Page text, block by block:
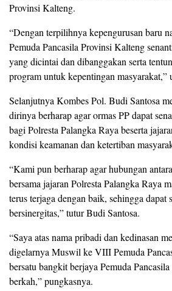
Provinsi Kalteng.
“Dengan terpilihnya kepengurusan baru
Pemuda Pancasila Provinsi Kalteng
yang dicintai dan dibanggakan serta
program untuk kepentingan masyarakat,”
Selanjutnya Kombes Pol. Budi Santosa
dirinya berharap agar ormas PP dapat
bagi Polresta Palangka Raya beserta
kondisi keamanan dan ketertiban
“Kami pun berharap agar hubungan
bersama jajaran Polresta Palangka Raya
terus terjaga dengan baik, sehingga dapat
bersinergitas,” tutur Budi Santosa.
“Saya atas nama pribadi dan kedinasan
digelarnya Muswil ke VIII Pemuda
bersatu bangkit berjaya Pemuda
berkah,” pungkasnya.